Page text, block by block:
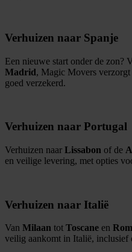
Verhuizen naar Spanje
Een nieuwe start onder de zon?
Madrid, Magic Movers
goed verzekerd.
Verhuizen naar Portugal
Verhuizen naar Lissabon of de
en veilige levering, met opties
Verhuizen naar Italië
Van Milaan tot Toscane en
veilig aankomt in Italië, inclusief